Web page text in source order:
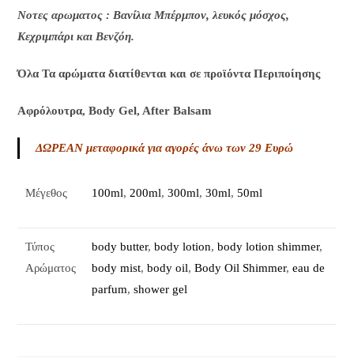
Nοτες αρωματος : Βανίλια Μπέρμπον, λευκός μόσχος,
Κεχριμπάρι και Βενζόη.
Όλα Τα αρώματα διατίθενται και σε προϊόντα Περιποίησης
Αφρόλουτρα, Body Gel, After Balsam
ΔΩΡΕΑΝ μεταφορικά για αγορές άνω των 29 Ευρώ
Μέγεθος 100ml,200ml,300ml,30ml,50ml
Τύπος
Αρώματος
body butter,body lotion,body lotion shimmer,
body mist,body oil,Body Oil Shimmer,eau de
parfum,shower gel